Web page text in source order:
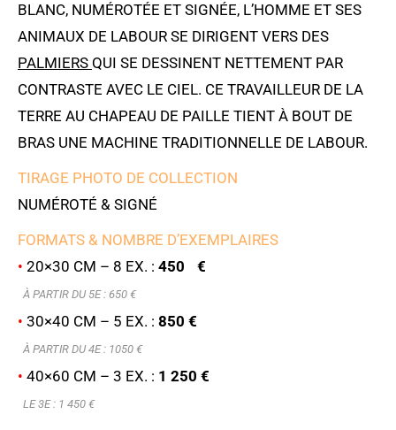
BLANC, NUMÉROTÉE ET SIGNÉE, L’HOMME ET SES
ANIMAUX DE LABOUR SE DIRIGENT VERS DES
PALMIERS QUI SE DESSINENT NETTEMENT PAR
CONTRASTE AVEC LE CIEL. CE TRAVAILLEUR DE LA
TERRE AU CHAPEAU DE PAILLE TIENT À BOUT DE
BRAS UNE MACHINE TRADITIONNELLE DE LABOUR.
TIRAGE PHOTO DE COLLECTION
NUMÉROTÉ & SIGNÉ
FORMATS & NOMBRE D’EXEMPLAIRES
• 20×30 CM – 8 EX. : 450 €
À PARTIR DU 5E : 650 €
• 30×40 CM – 5 EX. : 850 €
À PARTIR DU 4E : 1050 €
• 40×60 CM – 3 EX. : 1 250 €
LE 3E : 1 450 €